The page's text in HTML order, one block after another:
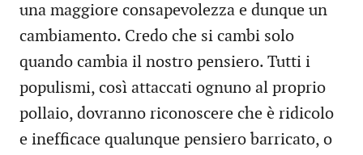
una maggiore consapevolezza e dunque un
cambiamento. Credo che si cambi solo
quando cambia il nostro pensiero. Tutti i
populismi, così attaccati ognuno al proprio
pollaio, dovranno riconoscere che è ridicolo
e inefficace qualunque pensiero barricato, o